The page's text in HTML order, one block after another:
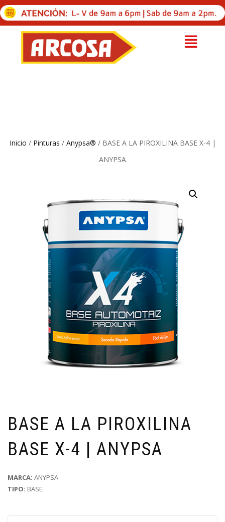
Inicio / Pinturas / Anypsa® / BASE A LA PIROXILINA BASE X-4 |
ANYPSA
BASE A LA PIROXILINA
BASE X-4 | ANYPSA
MARCA: ANYPSA
TIPO: BASE